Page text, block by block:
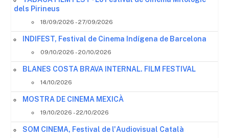
dels Pirineus
18/09/2026 - 27/09/2026
INDIFEST, Festival de Cinema Indígena de Barcelona
09/10/2026 - 20/10/2026
BLANES COSTA BRAVA INTERNAL. FILM FESTIVAL
14/10/2026
MOSTRA DE CINEMA MEXICÀ
19/10/2026 - 22/10/2026
SOM CINEMA, Festival de l'Audiovisual Català